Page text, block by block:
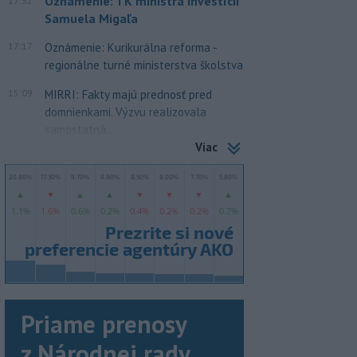
Samuela Migaľa
17:17
Oznámenie: Kurikurálna reforma -
regionálne turné ministerstva školstva
15:09
MIRRI: Fakty majú prednosť pred
domnienkami. Výzvu realizovala
samostatná...
Viac
Priame prenosy